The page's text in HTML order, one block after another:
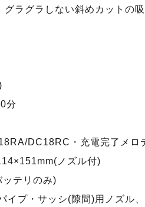
グラグラしない斜めカットの
分
DC18RC・充電完了メロ
ノズル付)
ッテリのみ)
イプ・サッシ(隙間)用ノズル